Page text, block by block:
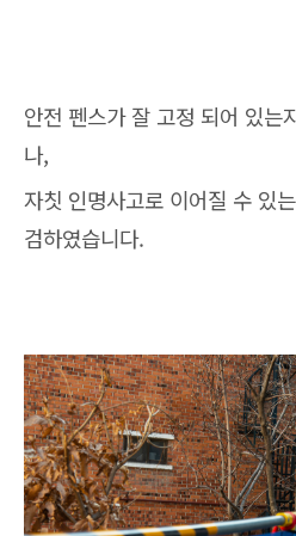
안전 펜스가 잘 고정 되어 있는
나,
자칫 인명사고로 이어질 수 있
검하였습니다.